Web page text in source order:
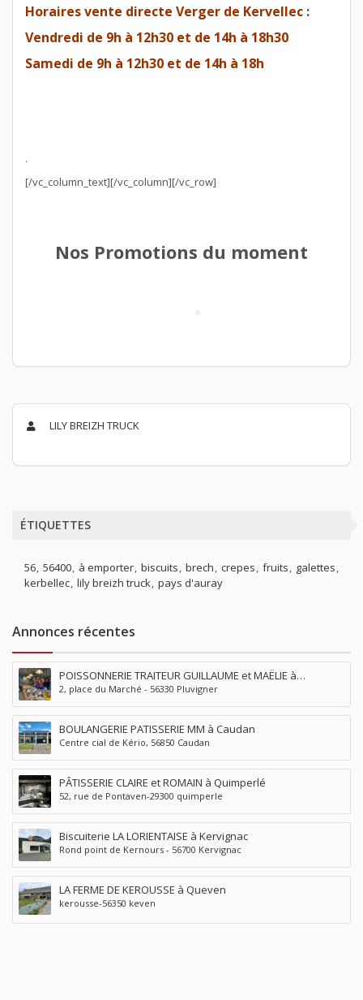
Horaires vente directe Verger de Kervellec :
Vendredi de 9h à 12h30 et de 14h à 18h30
Samedi de 9h à 12h30 et de 14h à 18h
.
[/vc_column_text][/vc_column][/vc_row]
Nos Promotions du moment
LILY BREIZH TRUCK
ÉTIQUETTES
56 56400 à emporter biscuits brech crepes fruits
galettes
kerbellec lily breizh truck pays d'auray
Annonces récentes
POISSONNERIE TRAITEUR GUILLAUME et MAËLIE à
Pluvigner
2, place du Marché - 56330 Pluvigner
BOULANGERIE PATISSERIE MM à Caudan
Centre cial de Kério, 56850 Caudan
PÂTISSERIE CLAIRE et ROMAIN à Quimperlé
52, rue de Pontaven-29300 quimperle
Biscuiterie LA LORIENTAISE à Kervignac
Rond point de Kernours - 56700 Kervignac
LA FERME DE KEROUSSE à Queven
kerousse-56350 keven